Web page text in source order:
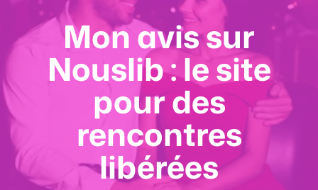
Mon avis sur
Nouslib : le site
pour des
rencontres
libérées